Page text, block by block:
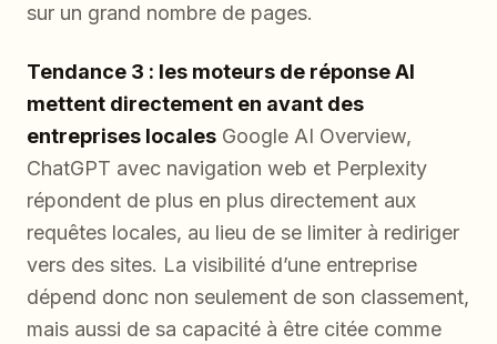
sur un grand nombre de pages.
Tendance 3 : les moteurs de réponse AI
mettent directement en avant des
entreprises locales Google AI Overview,
ChatGPT avec navigation web et Perplexity
répondent de plus en plus directement aux
requêtes locales, au lieu de se limiter à rediriger
vers des sites. La visibilité d’une entreprise
dépend donc non seulement de son classement,
mais aussi de sa capacité à être citée comme